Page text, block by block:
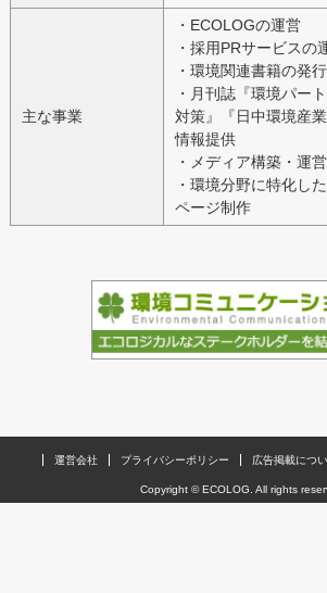
主な事業
・ECOLOGの運営
・採用PRサービスの
・環境関連書籍の発行
・月刊誌『環境パー
対策』『日中環境産
情報提供
・メディア構築・運
・環境分野に特化し
ページ制作
運営会社 プライバシーポリシー 広告掲載につ
Copyright © ECOLOG. All rights